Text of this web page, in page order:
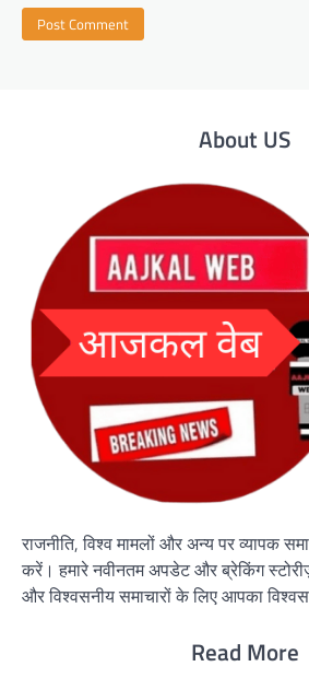
About US
राजनीति, विश्व मामलों और अन्य पर व्यापक
करें। हमारे नवीनतम अपडेट और ब्रेकिंग
और विश्वसनीय समाचारों के लिए आपका
Read More